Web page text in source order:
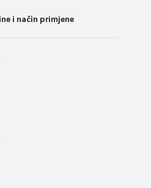
i način primjene